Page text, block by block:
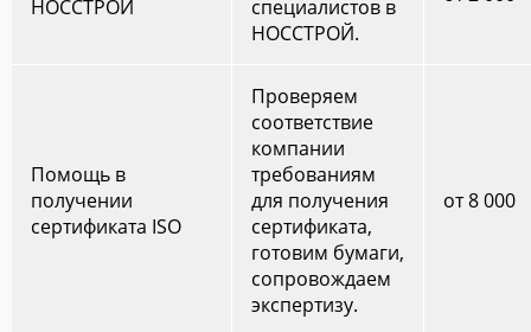
НОССТРОЙ
специалистов в
НОССТРОЙ.
Помощь в
получении
сертификата ISO
Проверяем
соответствие
компании
требованиям
для получения
сертификата,
готовим бумаги,
сопровождаем
экспертизу.
от 8 000